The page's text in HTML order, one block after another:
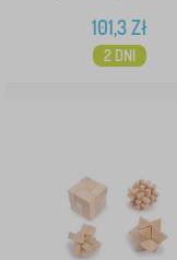
101,3Zł
2 DNI